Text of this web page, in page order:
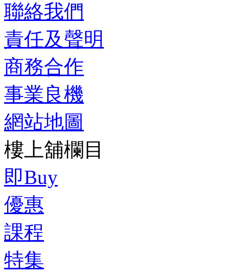
聯絡我們
責任及聲明
商務合作
事業良機
網站地圖
樓上舖欄目
即Buy
優惠
課程
特集